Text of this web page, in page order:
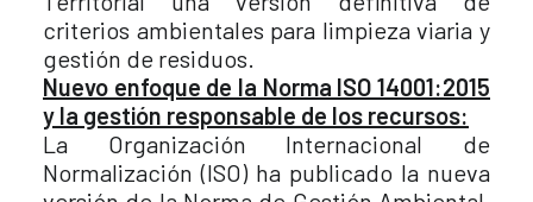
criterios ambientales para limpieza viaria y
gestión de residuos.
Nuevo enfoque de la Norma ISO 14001:2015
y la gestión responsable de los recursos:
La Organización Internacional de
Normalización (ISO) ha publicado la nueva